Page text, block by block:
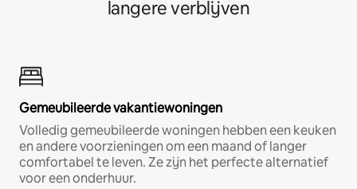
langere verblijven
Gemeubileerde vakantiewoningen
Volledig gemeubileerde woningen hebben een keuken
en andere voorzieningen om een maand of langer
comfortabel te leven. Ze zijn het perfecte alternatief
voor een onderhuur.